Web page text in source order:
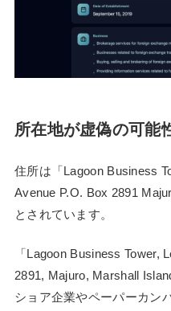
所在地が虚偽の可能
住所は「Lagoon Business
Avenue P.O. Box 2891
とされています。
「Lagoon Business Tower,
2891, Majuro, Marshall
ショア企業やペーパーカン